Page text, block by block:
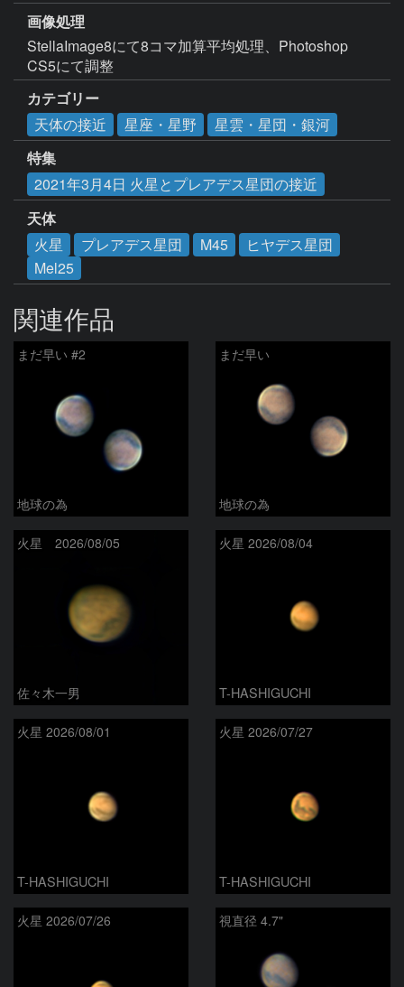
画像処理
StellaImage8にて8コマ加算平均処理、Photoshop
CS5にて調整
カテゴリー
天体の接近
星座・星野
星雲・星団・銀河
特集
2021年3月4日 火星とプレアデス星団の接近
天体
火星
プレアデス星団 M45
ヒヤデス星団
Mel25
関連作品
まだ早い #2
地球の為
まだ早い
地球の為
火星 2026/08/05
佐々木一男
火星 2026/08/04
T-HASHIGUCHI
火星 2026/08/01
T-HASHIGUCHI
火星 2026/07/27
T-HASHIGUCHI
火星 2026/07/26 視直径 4.7"